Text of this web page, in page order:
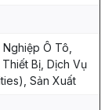
Ô Tô,
Bị, Dịch Vụ
Sản Xuất